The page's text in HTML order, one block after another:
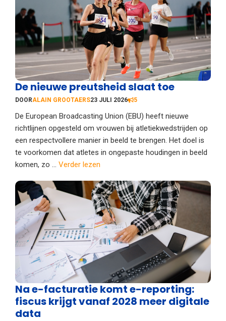
De nieuwe preutsheid slaat toe
DOORALAIN GROOTAERS23 JULI 2026 5
De European Broadcasting Union (EBU) heeft nieuwe
richtlijnen opgesteld om vrouwen bij atletiekwedstrijden op
een respectvollere manier in beeld te brengen. Het doel is
te voorkomen dat atletes in ongepaste houdingen in beeld
komen, zo ... Verder lezen
Na e-facturatie komt e-reporting:
fiscus krijgt vanaf 2028 meer digitale
data